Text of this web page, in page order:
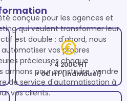
conçue pour les agences et
qui veulent transformer leur
est double : d'abord, nous
vos propres
précieuses chaque
armons pour construire, vendre
de service d'automatisation à
vos clients.
> 4 200€ HT
> 0€ HT (Individuel)